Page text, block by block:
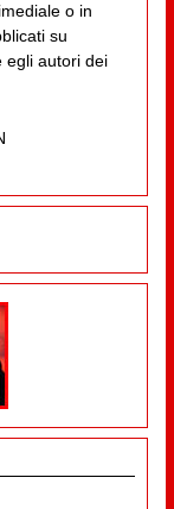
o in
su
egli autori dei